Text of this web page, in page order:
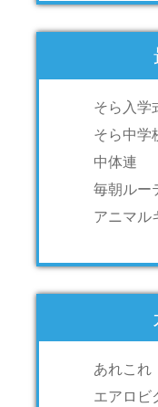
そら入学
そら中学
中体連
毎朝ルー
アニマル
あれこれ
エアロビ